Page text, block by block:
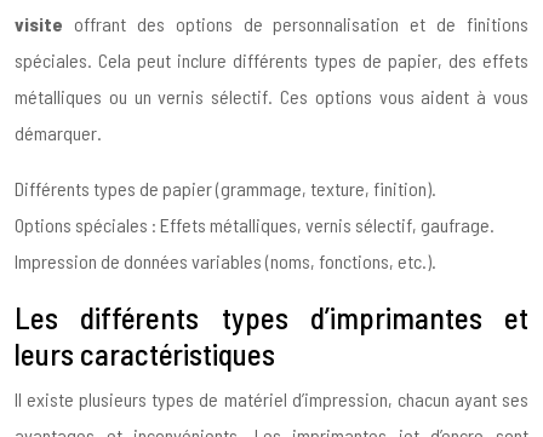
visite offrant des options de personnalisation et de finitions
spéciales. Cela peut inclure différents types de papier, des effets
métalliques ou un vernis sélectif. Ces options vous aident à vous
démarquer.
Différents types de papier (grammage, texture, finition).
Options spéciales : Effets métalliques, vernis sélectif, gaufrage.
Impression de données variables (noms, fonctions, etc.).
Les différents types d’imprimantes et
leurs caractéristiques
Il existe plusieurs types de matériel d’impression, chacun ayant ses